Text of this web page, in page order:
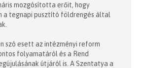
mozgósította erőit, hogy
a tegnapi pusztító földrengés által
szó esett az intézményi reform
folyamatáról és a Rend
útjáról is. A Szentatya a